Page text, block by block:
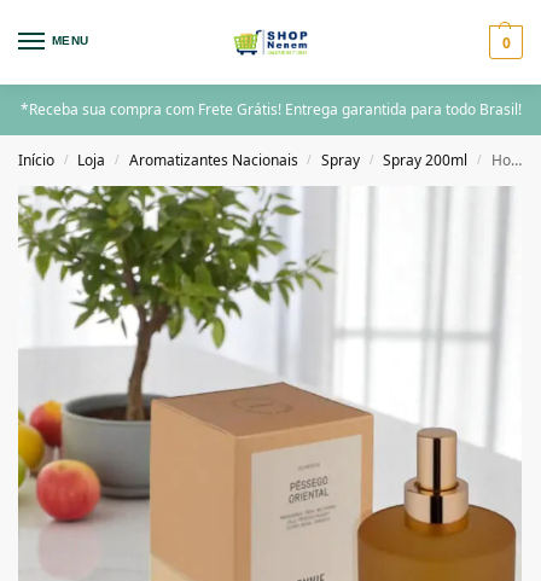
MENU 0
*Receba sua compra com Frete Grátis! Entrega garantida para todo Brasil!
Início / Loja / Aromatizantes Nacionais / Spray / Spray 200ml / Home Spray Pessego Oriental – 200ML Elementos